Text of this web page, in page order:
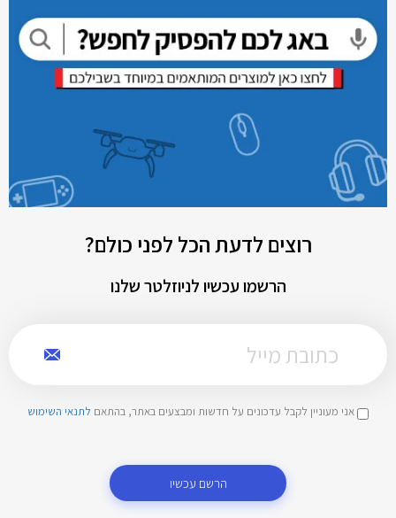
רוצים לדעת הכל לפני כולם?
הרשמו עכשיו לניוזלטר שלנו
אני מעוניין לקבל עדכונים על חדשות ומבצעים באתר, בהתאם לתנאי השימוש
הרשם עכשיו